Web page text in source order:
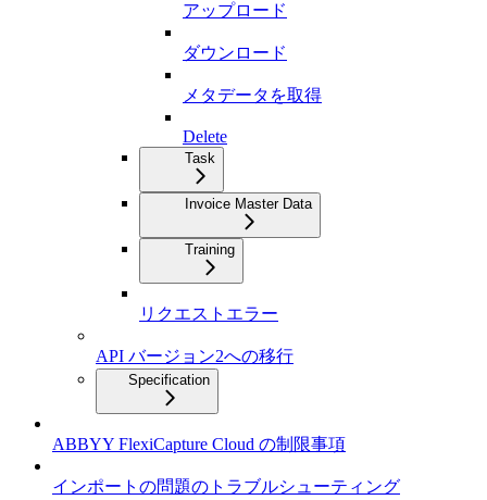
アップロード
ダウンロード
メタデータを取得
Delete
Task
Invoice Master Data
Training
リクエストエラー
API バージョン2への移行
Specification
ABBYY FlexiCapture Cloud の制限事項
インポートの問題のトラブルシューティング